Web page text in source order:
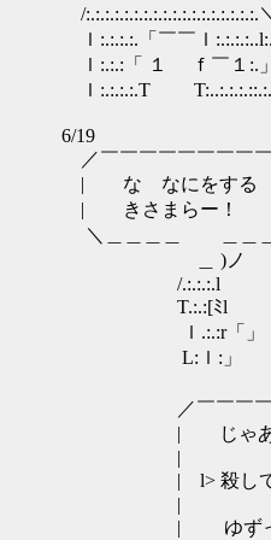
/
ｌ:.:.:.:.「￣￣
ｌ:.:.:「 １
ｌ:.:.:.:.T
6/19
／￣￣￣￣￣￣￣￣￣
| な なにを
| きさまら
＼＿＿＿＿ ＿＿
＿ )ノ
/.:.:.:.l
T.:.:[ﾐl
ｌ.:.:r「
L:ｌ:
ノ
／￣￣￣￣￣￣
| じゃあ ダウ
|
| l> 殺して
|
| ゆずって